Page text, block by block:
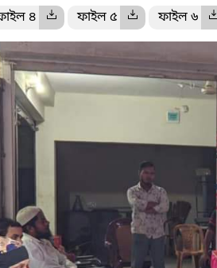
৪ ফাইল ৫ ফাইল ৬